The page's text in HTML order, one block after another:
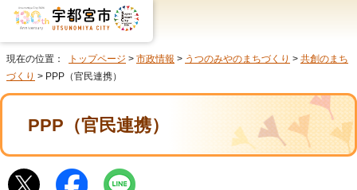
現在の位置： トップページ > 市政情報 > うつのみやのまちづくり > 共創のまち
づくり > PPP（官民連携）
PPP（官民連携）